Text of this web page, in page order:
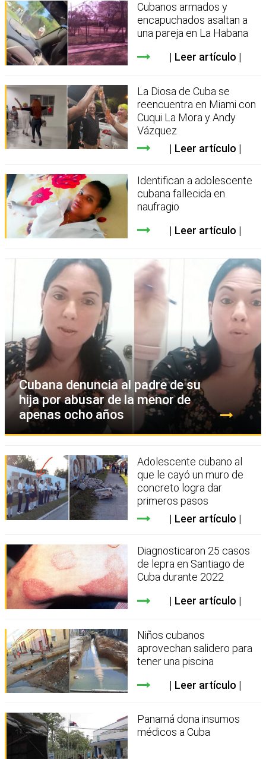
Cubanos armados y
encapuchados asaltan a
una pareja en La Habana
Leer artículo
La Diosa de Cuba se
reencuentra en Miami con
Cuqui La Mora y Andy
Vázquez
Leer artículo
Identifican a adolescente
cubana fallecida en
naufragio
Leer artículo
Cubana denuncia al padre de su
hija por abusar de la menor de
apenas ocho años
Adolescente cubano al
que le cayó un muro de
concreto logra dar
primeros pasos
Leer artículo
Diagnosticaron 25 casos
de lepra en Santiago de
Cuba durante 2022
Leer artículo
Niños cubanos
aprovechan salidero para
tener una piscina
Leer artículo
Panamá dona insumos
médicos a Cuba